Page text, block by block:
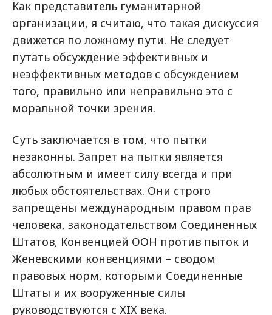
Как представитель гуманитарной
организации, я считаю, что такая дискуссия
движется по ложному пути. Не следует
путать обсуждение эффективных и
неэффективных методов с обсуждением
того, правильно или неправильно это с
моральной точки зрения.
Суть заключается в том, что пытки
незаконны. Запрет на пытки является
абсолютным и имеет силу всегда и при
любых обстоятельствах. Они строго
запрещены международным правом прав
человека, законодательством Соединенных
Штатов, Конвенцией ООН против пыток и
Женевскими конвенциями – сводом
правовых норм, которыми Соединенные
Штаты и их вооруженные силы
руководствуются с ХIX века.